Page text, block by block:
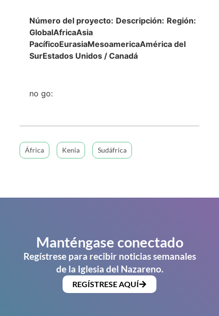
Número del proyecto: Descripción: Región:
GlobalAfricaAsia
PacíficoEurasiaMesoamericaAmérica del
SurEstados Unidos / Canadá
no go:
África Kenia Sudáfrica
Manténgase conectado
Regístrese para recibir noticias semanales
de la Iglesia del Nazareno.
REGÍSTRESE AQUÍ